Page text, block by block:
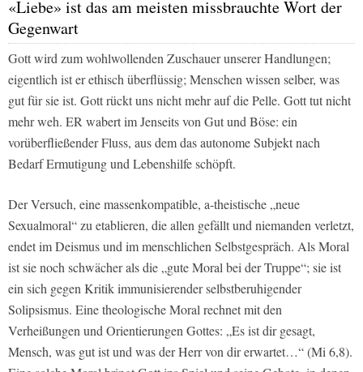
«Liebe» ist das am meisten missbrauchte Wort der
Gegenwart
Gott wird zum wohlwollenden Zuschauer unserer Handlungen;
eigentlich ist er ethisch überflüssig; Menschen wissen selber, was
gut für sie ist. Gott rückt uns nicht mehr auf die Pelle. Gott tut nicht
mehr weh. ER wabert im Jenseits von Gut und Böse: ein
vorüberfließender Fluss, aus dem das autonome Subjekt nach
Bedarf Ermutigung und Lebenshilfe schöpft.
Der Versuch, eine massenkompatible, a-theistische „neue
Sexualmoral“ zu etablieren, die allen gefällt und niemanden verletzt,
endet im Deismus und im menschlichen Selbstgespräch. Als Moral
ist sie noch schwächer als die „gute Moral bei der Truppe“; sie ist
ein sich gegen Kritik immunisierender selbstberuhigender
Solipsismus. Eine theologische Moral rechnet mit den
Verheißungen und Orientierungen Gottes: „Es ist dir gesagt,
Mensch, was gut ist und was der Herr von dir erwartet…“ (Mi 6,8).